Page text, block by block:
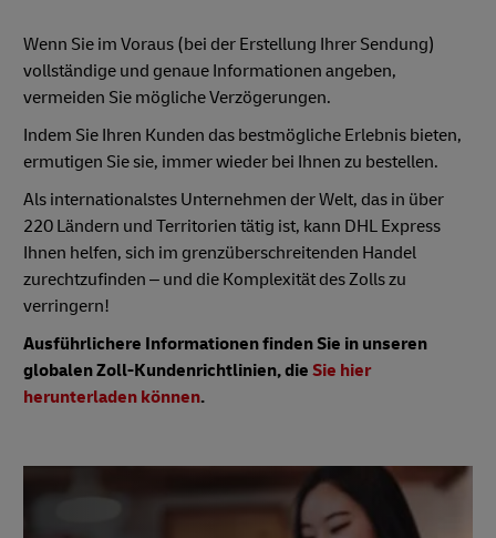
Wenn Sie im Voraus (bei der Erstellung Ihrer Sendung)
vollständige und genaue Informationen angeben,
vermeiden Sie mögliche Verzögerungen.
Indem Sie Ihren Kunden das bestmögliche Erlebnis bieten,
ermutigen Sie sie, immer wieder bei Ihnen zu bestellen.
Als internationalstes Unternehmen der Welt, das in über
220 Ländern und Territorien tätig ist, kann DHL Express
Ihnen helfen, sich im grenzüberschreitenden Handel
zurechtzufinden – und die Komplexität des Zolls zu
verringern!
Ausführlichere Informationen finden Sie in unseren
globalen Zoll-Kundenrichtlinien, die Sie hier
herunterladen können.